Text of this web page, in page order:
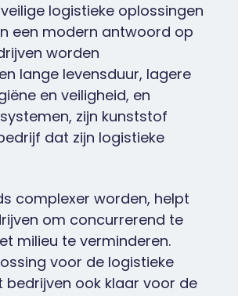
logistieke oplossingen
een modern antwoord op
worden
lange levensduur, lagere
en veiligheid, en
zijn kunststof
dat zijn logistieke
complexer worden, helpt
om concurrerend te
milieu te verminderen.
voor de logistieke
ook klaar voor de